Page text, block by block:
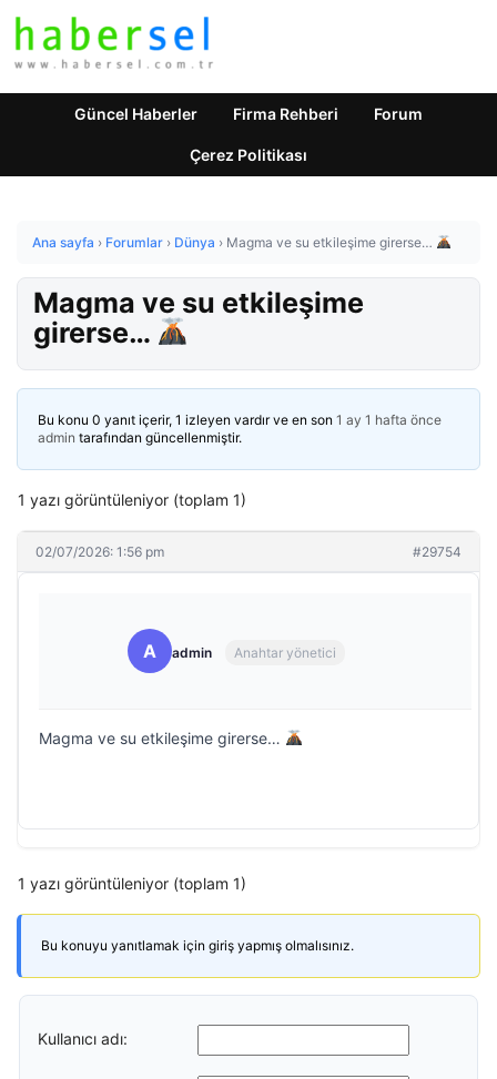
Güncel Haberler Firma Rehberi Forum
Çerez Politikası
Ana sayfa › Forumlar › Dünya › Magma ve su etkileşime girerse…
Magma ve su etkileşime
girerse…
Bu konu 0 yanıt içerir, 1 izleyen vardır ve en son 1 ay 1 hafta önce
admin tarafından güncellenmiştir.
1 yazı görüntüleniyor (toplam 1)
02/07/2026: 1:56 pm #29754
A admin Anahtar yönetici
Magma ve su etkileşime girerse…
1 yazı görüntüleniyor (toplam 1)
Bu konuyu yanıtlamak için giriş yapmış olmalısınız.
Kullanıcı adı: